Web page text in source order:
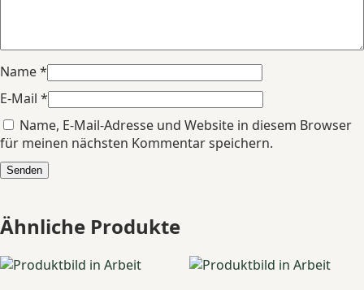
Name*
E-Mail *
Name, E-Mail-Adresse und Website in diesem Browser
für meinen nächsten Kommentar speichern.
Ähnliche Produkte